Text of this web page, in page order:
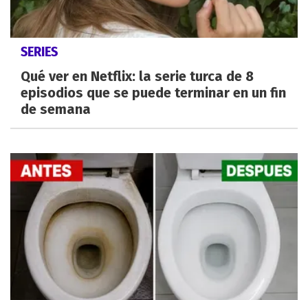
SERIES
Qué ver en Netflix: la serie turca de 8
episodios que se puede terminar en un fin
de semana